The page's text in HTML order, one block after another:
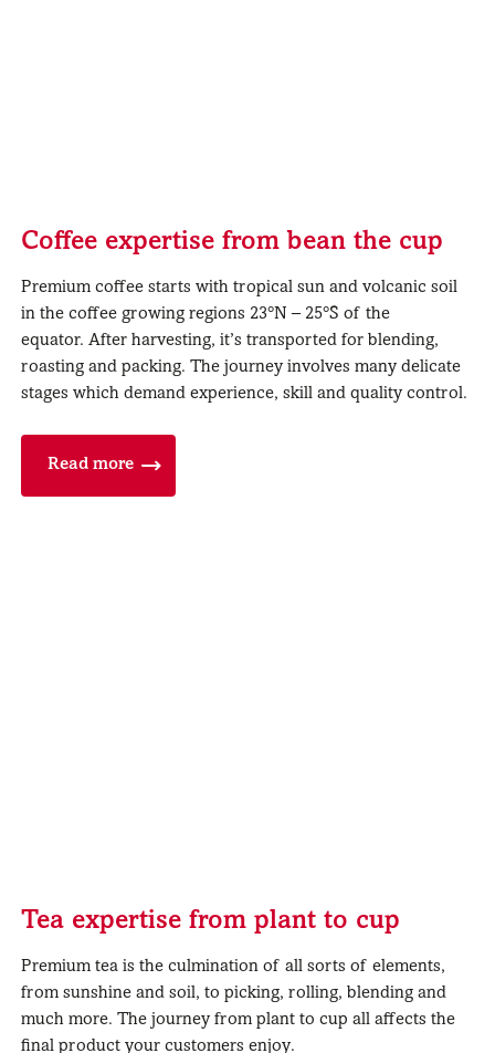
Coffee expertise from bean the cup
Premium coffee starts with tropical sun and volcanic soil
in the coffee growing regions 23°N – 25°S of the
equator. After harvesting, it’s transported for blending,
roasting and packing. The journey involves many delicate
stages which demand experience, skill and quality control.
Read more
Tea expertise from plant to cup
Premium tea is the culmination of all sorts of elements,
from sunshine and soil, to picking, rolling, blending and
much more. The journey from plant to cup all affects the
final product your customers enjoy.